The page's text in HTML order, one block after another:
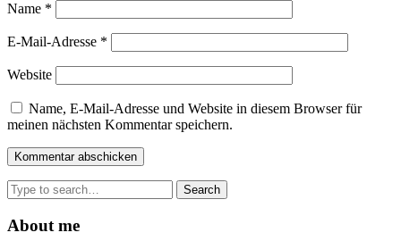
Name *
E-Mail-Adresse *
Website
Name, E-Mail-Adresse und Website in diesem Browser für
meinen nächsten Kommentar speichern.
Search
for:
About me